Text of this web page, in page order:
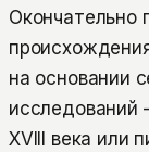
Окончательно
на основании
исследований
XVIII века или